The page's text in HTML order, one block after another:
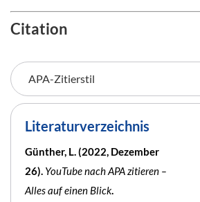
Citation
Literaturverzeichnis
Günther, L. (2022, Dezember
26). YouTube nach APA zitieren –
Alles auf einen Blick